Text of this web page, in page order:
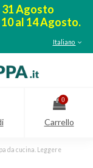
31 Agosto
al 14 Agosto.
Italiano
0
Carrello
da cucina. Leggere